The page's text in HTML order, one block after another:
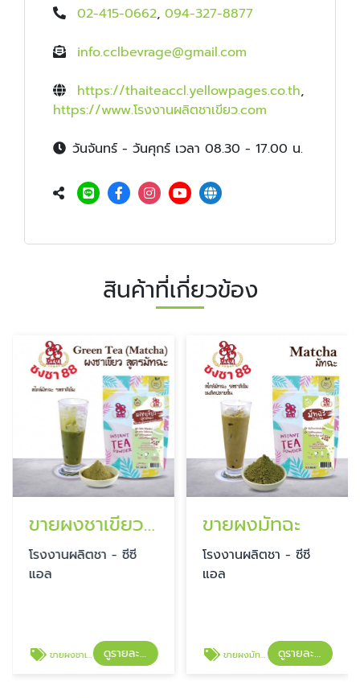
02-415-0662, 094-327-8877
info.cclbevrage@gmail.com
https://thaiteaccl.yellowpages.co.th,
https://www.โรงงานผลิตชาเขียว.com
วันจันทร์ - วันศุกร์ เวลา 08.30 - 17.00 น.
สินค้าที่เกี่ยวข้อง
ขายผงชาเขียว สูตรมัทฉะ
โรงงานผลิตชา - ซีซี
แอล
ขายผงชาเขียว สูตรมัทฉะ ดูรายละเอียด
ขายผงมัทฉะ
โรงงานผลิตชา - ซีซี
แอล
ขายผงมัทฉะ ดูรายละเอียด